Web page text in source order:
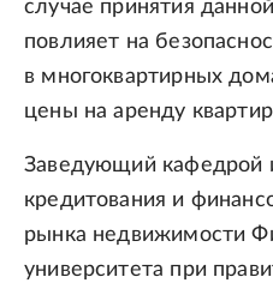
случае принятия
повлияет на
в многоквартирных
цены на аренду
Заведующий кафедрой
кредитования и
рынка недвижимости
университета при